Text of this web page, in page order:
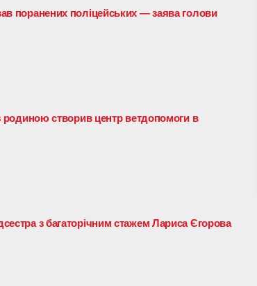
поранених поліцейських — заява голови
родиною створив центр ветдопомоги в
з багаторічним стажем Лариса Єгорова